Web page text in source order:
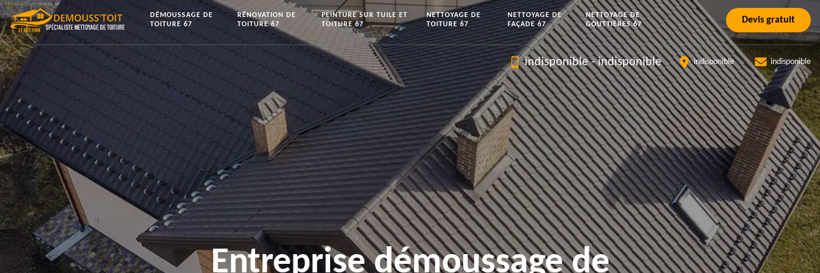
DÉMOUSSAGE DE
TOITURE 67
RÉNOVATION DE
TOITURE 67
PEINTURE SUR TUILE ET
TOITURE 67
NETTOYAGE DE
TOITURE 67
NETTOYAGE DE
FAÇADE 67
NETTOYAGE DE
GOUTTIÈRES 67
Devis gratuit
indisponible-indisponible indisponible indisponible
Entreprise démoussage de